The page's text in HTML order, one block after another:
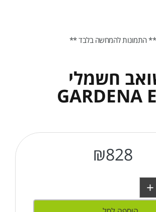
חשמלי
GARDENA
₪828
+
** התמונות להמחשה בלבד **